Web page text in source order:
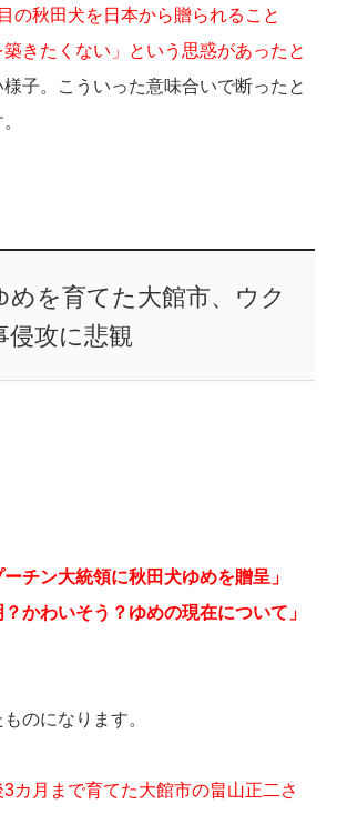
の秋田犬を日本から贈られること
きたくない」という思惑があったと
子。こういった意味合いで断ったと
めを育てた大館市、ウク
侵攻に悲観
ーチン大統領に秋田犬ゆめを贈呈」
？かわいそう？ゆめの現在について」
のになります。
カ月まで育てた大館市の畠山正二さ